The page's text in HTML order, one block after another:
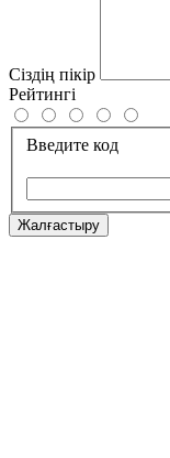
Сіздің пікір
Рейтингі
Введите код
Жалғастыру